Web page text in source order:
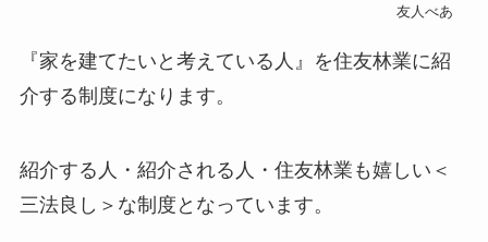
友人べあ
『家を建てたいと考えている人』を住友林業に紹
介する制度になります。
紹介する人・紹介される人・住友林業も嬉しい＜
三法良し＞な制度となっています。